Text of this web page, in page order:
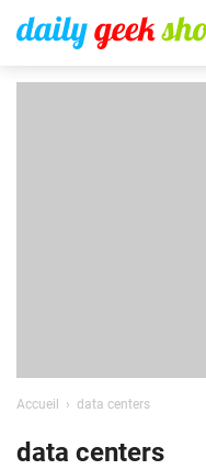
Accueil data centers
data centers